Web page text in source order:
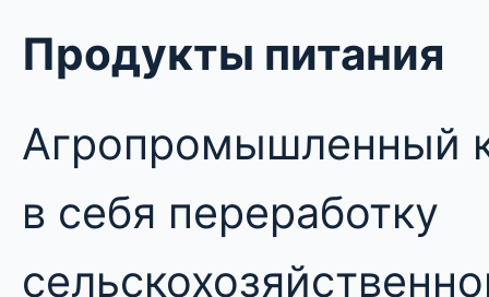
Продукты питания
Агропромышленный
в себя переработку